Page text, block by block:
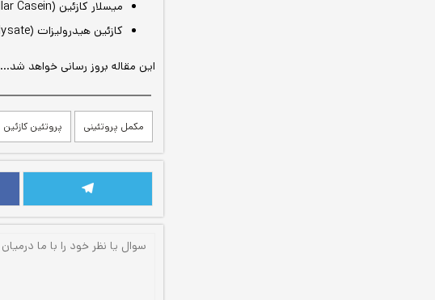
میسلار کازئین (Micellar Casein) سرعت جذب آهسته
کازئین هیدرولیزات (Casein Hydrolysate) سرعت جذب سریع
این مقاله بروز رسانی خواهد شد...
مکمل پروتئینی پروتئین کازئین